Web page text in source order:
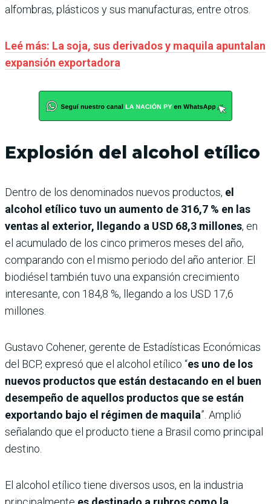
alfombras, plásticos y sus manufacturas, entre otros.
Leé más: La soja, sus derivados y maquila apuntalan
expansión exportadora
Explosión del alcohol etílico
Dentro de los denominados nuevos productos, el
alcohol etílico tuvo un aumento de 316,7 % en las
ventas al exterior, llegando a USD 68,3 millones, en
el acumulado de los cinco primeros meses del año,
comparando con el mismo periodo del año anterior. El
biodiésel también tuvo una expansión crecimiento
interesante, con 184,8 %, llegando a los USD 17,6
millones.
Gustavo Cohener, gerente de Estadísticas Económicas
del BCP, expresó que el alcohol etílico “es uno de los
nuevos productos que están destacando en el buen
desempeño de aquellos productos que se están
exportando bajo el régimen de maquila”. Amplió
señalando que el producto tiene a Brasil como principal
destino.
El alcohol etílico tiene diversos usos, en la industria